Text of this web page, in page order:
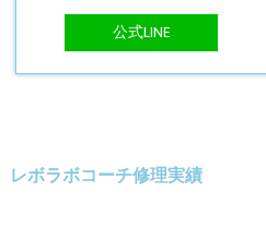
公式LINE
レボラボコーチ修理実績